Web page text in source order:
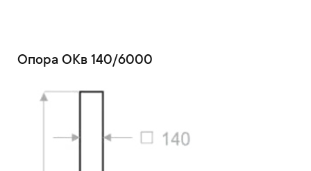
Опора ОКв 140/6000